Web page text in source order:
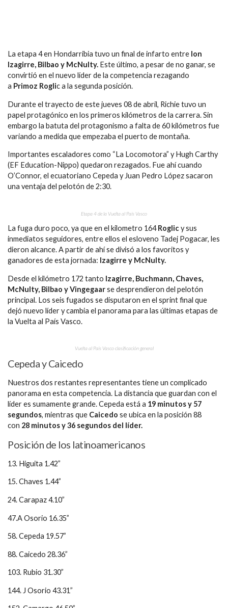
La etapa 4 en Hondarribia tuvo un final de infarto entre Ion
Izagirre, Bilbao y McNulty. Este último, a pesar de no ganar, se
convirtió en el nuevo líder de la competencia rezagando
a Primoz Roglic a la segunda posición.
Durante el trayecto de este jueves 08 de abril, Richie tuvo un
papel protagónico en los primeros kilómetros de la carrera. Sin
embargo la batuta del protagonismo a falta de 60 kilómetros fue
variando a medida que empezaba el puerto de montaña.
Importantes escaladores como “La Locomotora” y Hugh Carthy
(EF Education-Nippo) quedaron rezagados. Fue ahí cuando
O’Connor, el ecuatoriano Cepeda y Juan Pedro López sacaron
una ventaja del pelotón de 2:30.
Etapa 4 de la Vuelta al País Vasco
La fuga duro poco, ya que en el kilometro 164Roglicy sus
inmediatos seguidores, entre ellos el esloveno Tadej Pogacar, les
dieron alcance. A partir de ahí se divisó a los favoritos y
ganadores de esta jornada: Izagirre y McNulty.
Desde el kilómetro 172 tanto Izagirre, Buchmann, Chaves,
McNulty, Bilbao y Vingegaarse desprendieron del pelotón
principal. Los seis fugados se disputaron en el sprint final que
dejó nuevo líder y cambia el panorama para las últimas etapas de
la Vuelta al País Vasco.
Vuelta al País Vasco clasificación general
Cepeda y Caicedo
Nuestros dos restantes representantes tiene un complicado
panorama en esta competencia. La distancia que guardan con el
líder es sumamente grande. Cepeda está a 19 minutos y 57
segundos, mientras que Caicedo se ubica en la posición 88
con 28 minutos y 36 segundos del líder.
Posición de los latinoamericanos
13. Higuita 1.42”
15. Chaves 1.44”
24. Carapaz 4.10”
47.A Osorio 16.35”
58. Cepeda 19.57”
88. Caicedo 28.36”
103. Rubio 31.30”
144. J Osorio 43.31”